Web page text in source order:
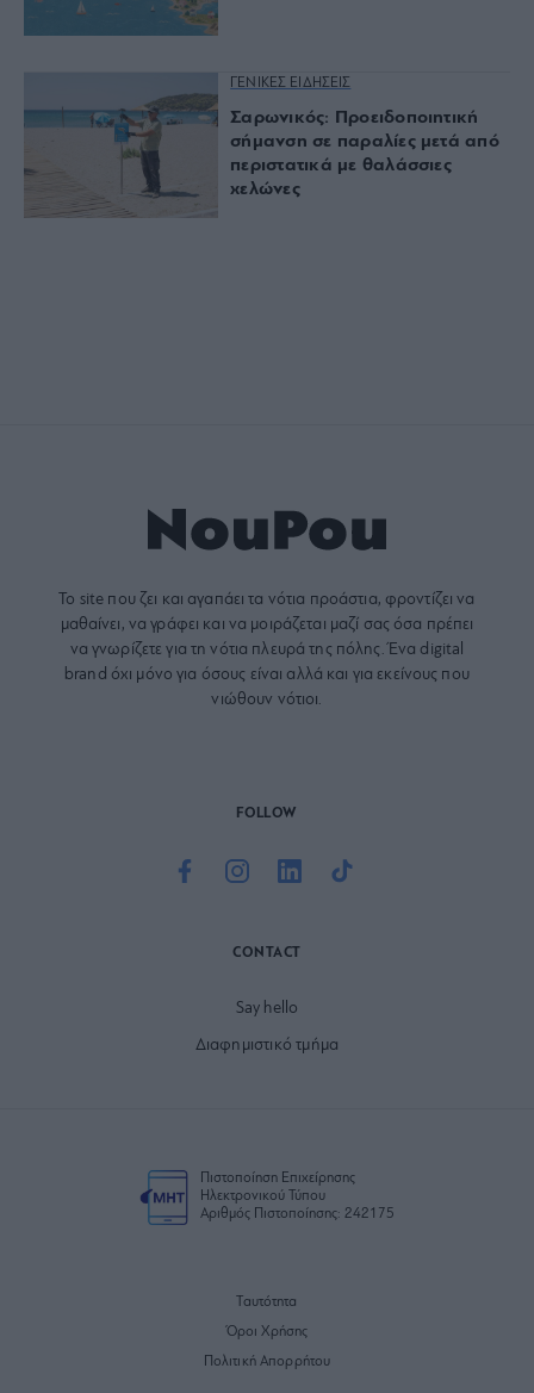
ΓΕΝΙΚΕΣ ΕΙΔΗΣΕΙΣ
Σαρωνικός: Προειδοποιητική
σήμανση σε παραλίες μετά από
περιστατικά με θαλάσσιες
χελώνες
Το site που ζει και αγαπάει τα νότια προάστια, φροντίζει να
μαθαίνει, να γράφει και να μοιράζεται μαζί σας όσα πρέπει
να γνωρίζετε για τη νότια πλευρά της πόλης. Ένα digital
brand όχι μόνο για όσους είναι αλλά και για εκείνους που
νιώθουν νότιοι.
FOLLOW
CONTACT
Say hello
Διαφημιστικό τμήμα
Πιστοποίηση Επιχείρησης
Ηλεκτρονικού Τύπου
Αριθμός Πιστοποίησης: 242175
Ταυτότητα
Όροι Χρήσης
Πολιτική Απορρήτου